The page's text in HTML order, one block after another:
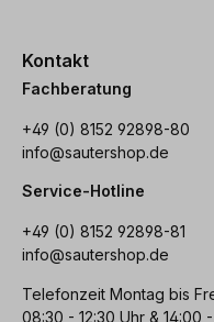
Kontakt
Fachberatung
+49 (0) 8152 92898-80
info@sautershop.de
Service-Hotline
+49 (0) 8152 92898-81
info@sautershop.de
Telefonzeit Montag bis
08:30 - 12:30 Uhr & 14:00